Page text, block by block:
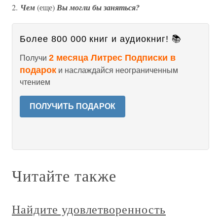
2. Чем(еще)Вы могли бы заняться?
Более 800 000 книг и аудиокниг! 📚
Получи 2 месяца Литрес Подписки в
подарок и наслаждайся неограниченным
чтением
ПОЛУЧИТЬ ПОДАРОК
Читайте также
Найдите удовлетворенность